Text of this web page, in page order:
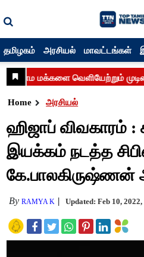
தமிழகம் அரசியல் மாவட்டங்கள்
Home அரசியல்
ஹிஜாப் விவகாரம்
இயக்கம் நடத்த
கே.பாலகிருஷ்ணன்
ByRAMYA K Updated: Feb 10,